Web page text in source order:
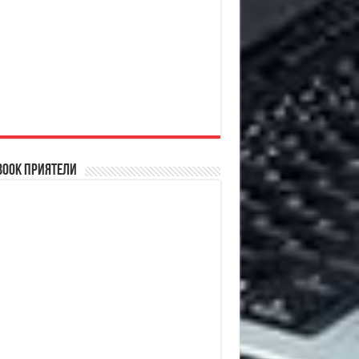
Приятели